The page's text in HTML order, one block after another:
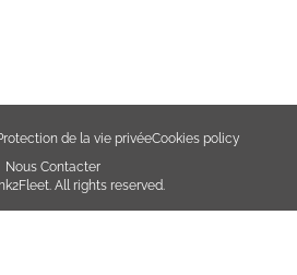
de la vie privéeCookies policy
Nous Contacter
All rights reserved.